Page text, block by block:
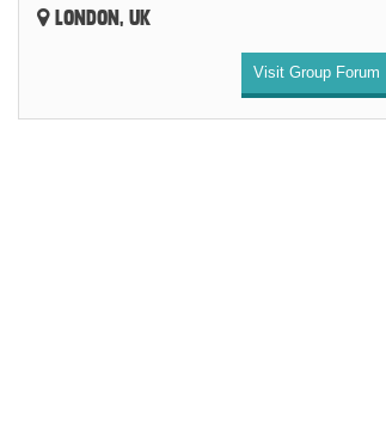
LONDON, UK
Visit Group Forum